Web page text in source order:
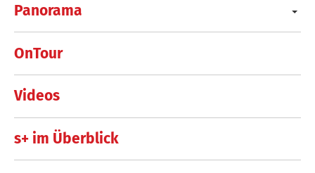
Panorama
OnTour
Videos
s+ im Überblick